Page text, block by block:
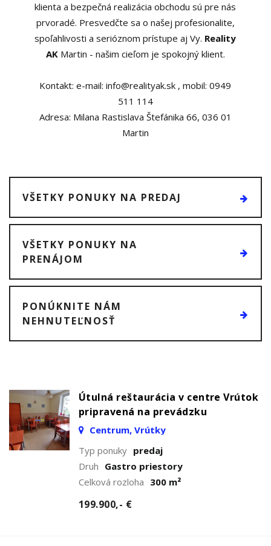
klienta a bezpečná realizácia obchodu sú pre nás
prvoradé. Presvedčte sa o našej profesionalite,
spoľahlivosti a serióznom prístupe aj Vy. Reality
AKMartin - našim cieľom je spokojný klient.
Kontakt: e-mail: info@realityak.sk , mobil: 0949
511 114
Adresa: Milana Rastislava Štefánika 66, 036 01
Martin
VŠETKY PONUKY NA PREDAJ
VŠETKY PONUKY NA
PRENÁJOM
PONÚKNITE NÁM
NEHNUTEĽNOSŤ
Útulná reštaurácia v centre Vrútok
pripravená na prevádzku
Centrum, Vrútky
Typ ponuky predaj
Druh Gastro priestory
Celková rozloha 300 m²
199.900,- €